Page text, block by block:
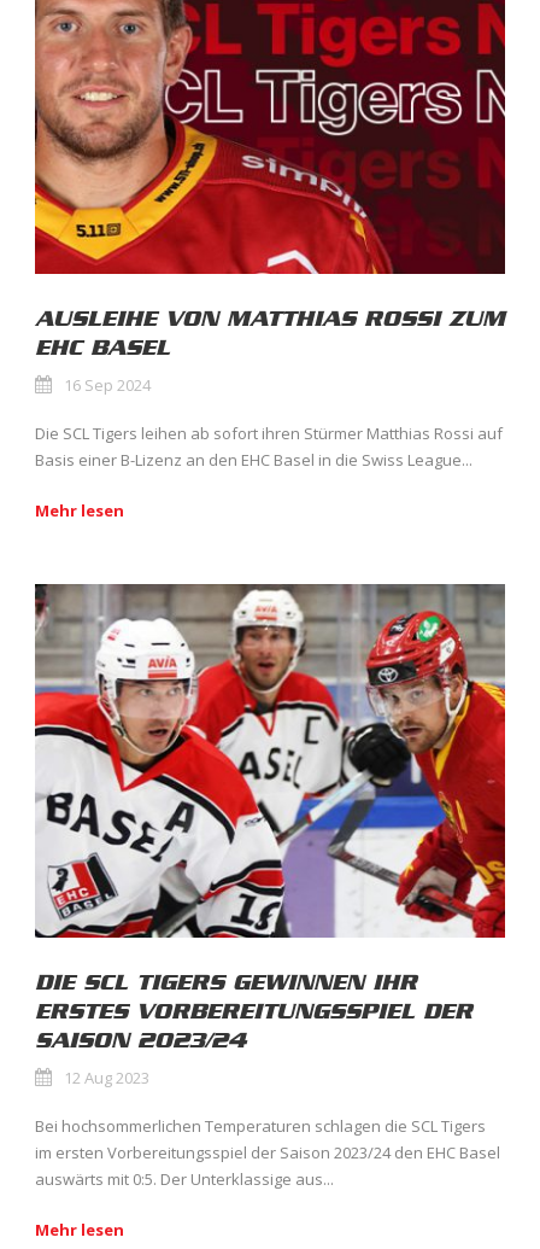
AUSLEIHE VON MATTHIAS ROSSI ZUM
EHC BASEL
16 Sep 2024
Die SCL Tigers leihen ab sofort ihren Stürmer Matthias Rossi auf
Basis einer B-Lizenz an den EHC Basel in die Swiss League...
Mehr lesen
DIE SCL TIGERS GEWINNEN IHR
ERSTES VORBEREITUNGSSPIEL DER
SAISON 2023/24
12 Aug 2023
Bei hochsommerlichen Temperaturen schlagen die SCL Tigers
im ersten Vorbereitungsspiel der Saison 2023/24 den EHC Basel
auswärts mit 0:5. Der Unterklassige aus...
Mehr lesen